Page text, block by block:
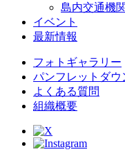
島内交通機関
イベント
最新情報
フォトギャラリー
パンフレットダウ
よくある質問
組織概要